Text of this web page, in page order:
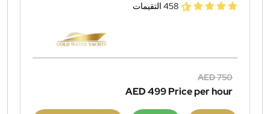
458 التقيمات
AED 750
AED 499Price per hour